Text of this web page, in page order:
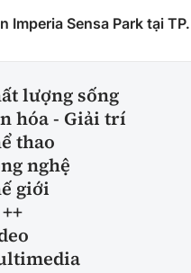
Imperia Sensa Park tại
lượng sống
hóa - Giải trí
thao
nghệ
giới